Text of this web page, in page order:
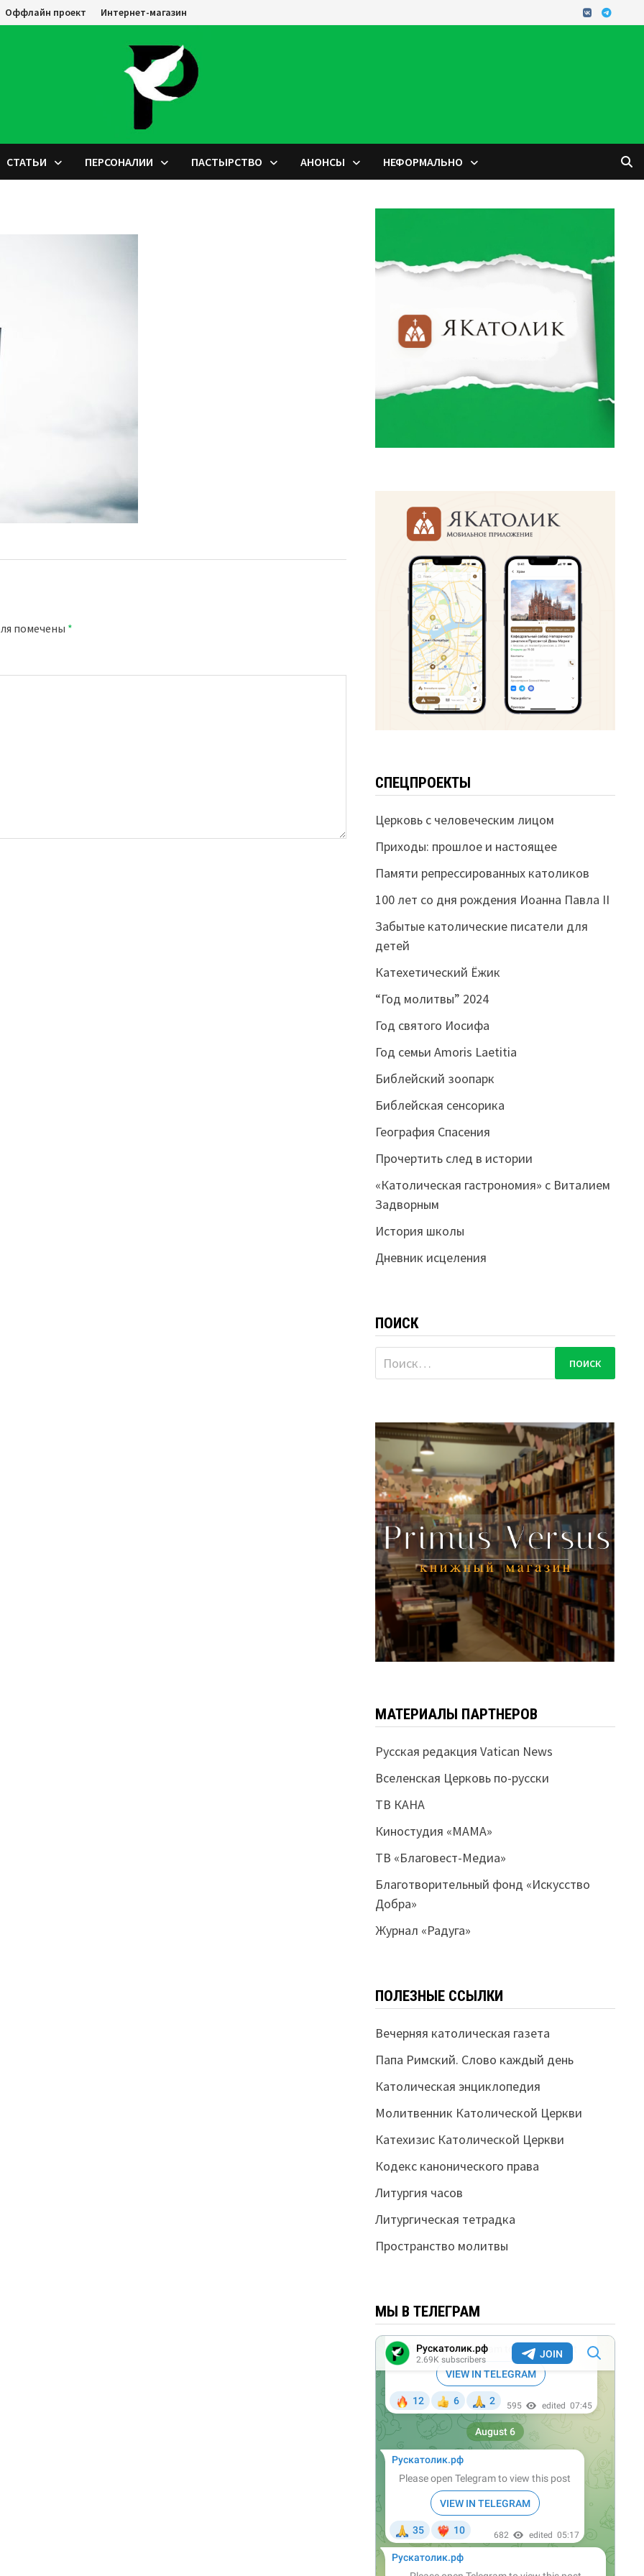
Оффлайн проект Интернет-магазин
СТАТЬИ ПЕРСОНАЛИИ ПАСТЫРСТВО АНОНСЫ НЕФОРМАЛЬНО
помечены *
СПЕЦПРОЕКТЫ
Церковь с человеческим лицом
Приходы: прошлое и настоящее
Памяти репрессированных католиков
100 лет со дня рождения Иоанна Павла II
Забытые католические писатели для
детей
Катехетический Ёжик
“Год молитвы” 2024
Год святого Иосифа
Год семьи Amoris Laetitia
Библейский зоопарк
Библейская сенсорика
География Спасения
Прочертить след в истории
«Католическая гастрономия» с Виталием
Задворным
История школы
Дневник исцеления
ПОИСК
Найти:
МАТЕРИАЛЫ ПАРТНЕРОВ
Русская редакция Vatican News
Вселенская Церковь по-русски
ТВ КАНА
Киностудия «МАМА»
ТВ «Благовест-Медиа»
Благотворительный фонд «Искусство
Добра»
Журнал «Радуга»
ПОЛЕЗНЫЕ ССЫЛКИ
Вечерняя католическая газета
Папа Римский. Слово каждый день
Католическая энциклопедия
Молитвенник Католической Церкви
Катехизис Католической Церкви
Кодекс канонического права
Литургия часов
Литургическая тетрадка
Пространство молитвы
МЫ В ТЕЛЕГРАМ